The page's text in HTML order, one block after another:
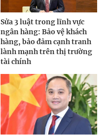
Sửa 3 luật trong lĩnh vực
ngân hàng: Bảo vệ khách
hàng, bảo đảm cạnh tranh
lành mạnh trên thị trường
tài chính